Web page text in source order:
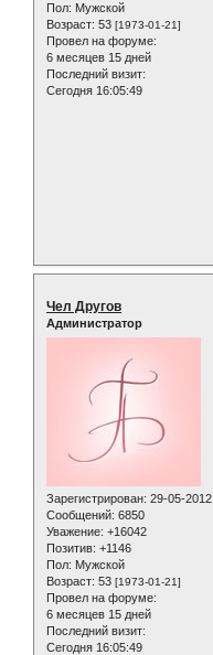
Пол: Мужской
Возраст: 53 [1973-01-21]
Провел на форуме:
6 месяцев 15 дней
Последний визит:
Сегодня 16:05:49
Чел Другов
Администратор
Зарегистрирован: 29-05-2012
Сообщений: 6850
Уважение: +16042
Позитив: +1146
Пол: Мужской
Возраст: 53 [1973-01-21]
Провел на форуме:
6 месяцев 15 дней
Последний визит:
Сегодня 16:05:49